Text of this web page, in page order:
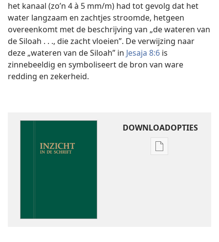
het kanaal (zo’n 4 à 5 mm/m) had tot gevolg dat het
water langzaam en zachtjes stroomde, hetgeen
overeenkomt met de beschrijving van „de wateren van
de Siloah . . ., die zacht vloeien”. De verwijzing naar
deze „wateren van de Siloah” in Jesaja 8:6 is
zinnebeeldig en symboliseert de bron van ware
redding en zekerheid.
DOWNLOADOPTIES